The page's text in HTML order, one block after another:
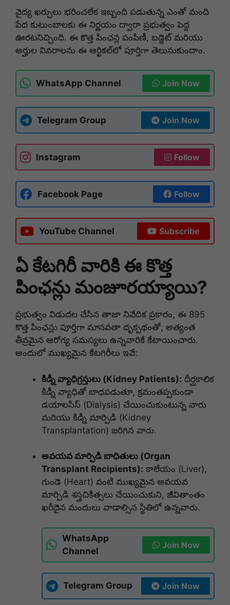
వైద్య ఖర్చులు భరించలేక ఇబ్బంది పడుతున్న ఎంతో మంది
పేద కుటుంబాలకు ఈ నిర్ణయం ద్వారా ప్రభుత్వం పెద్ద
ఊరటనిచ్చింది. ఈ కొత్త పింఛన్ల పంపిణీ, బడ్జెట్ మరియు
అర్హుల వివరాలను ఈ ఆర్టికల్‌లో పూర్తిగా తెలుసుకుందాం.
WhatsApp Channel Join Now
Telegram Group Join Now
Instagram Follow
Facebook Page Follow
YouTube Channel Subscribe
ఏ కేటగిరీ వారికి ఈ కొత్త
పింఛన్లు మంజూరయ్యాయి?
ప్రభుత్వం విడుదల చేసిన తాజా నివేదిక ప్రకారం, ఈ 895
కొత్త పింఛన్లు పూర్తిగా మానవతా దృక్పథంతో, అత్యంత
తీవ్రమైన ఆరోగ్య సమస్యలు ఉన్నవారికే కేటాయించారు.
అందులో ముఖ్యమైన కేటగిరీలు ఇవే:
కిడ్నీ వ్యాధిగ్రస్తులు (Kidney Patients): దీర్ఘకాలిక
కిడ్నీ వ్యాధితో బాధపడుతూ, క్రమంతప్పకుండా
డయాలసిస్ (Dialysis) చేయించుకుంటున్న వారు
మరియు కిడ్నీ మార్పిడి (Kidney
Transplantation) జరిగిన వారు.
అవయవ మార్పిడి బాధితులు (Organ
Transplant Recipients): కాలేయం (Liver),
గుండె (Heart) వంటి ముఖ్యమైన అవయవ
మార్పిడి శస్త్రచికిత్సలు చేయించుకుని, జీవితాంతం
ఖరీదైన మందులు వాడాల్సిన స్థితిలో ఉన్నవారు.
WhatsApp
Channel
Join Now
Telegram Group Join Now